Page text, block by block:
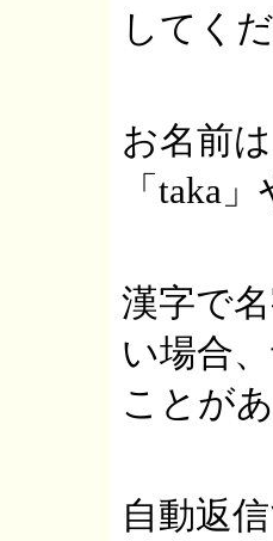
してく
お名前
「taka
漢字で
い場合
ことが
自動返